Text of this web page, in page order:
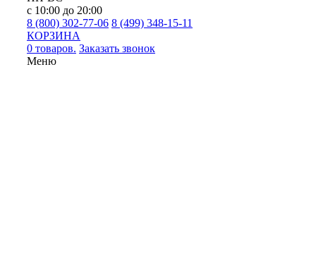
с 10:00 до 20:00
8 (800) 302-77-06 8 (499) 348-15-11
КОРЗИНА
0 товаров. Заказать звонок
Меню